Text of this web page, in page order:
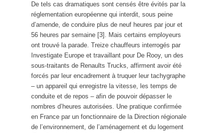
De tels cas dramatiques sont censés être évités par la
réglementation européenne qui interdit, sous peine
d’amende, de conduire plus de neuf heures par jour et
56 heures par semaine [3]. Mais certains employeurs
ont trouvé la parade. Treize chauffeurs interrogés par
Investigate Europe et travaillant pour De Rooy, un des
sous-traitants de Renaults Trucks, affirment avoir été
forcés par leur encadrement à truquer leur tachygraphe
– un appareil qui enregistre la vitesse, les temps de
conduite et de repos – afin de pouvoir dépasser le
nombres d’heures autorisées. Une pratique confirmée
en France par un fonctionnaire de la Direction régionale
de l’environnement, de l’aménagement et du logement